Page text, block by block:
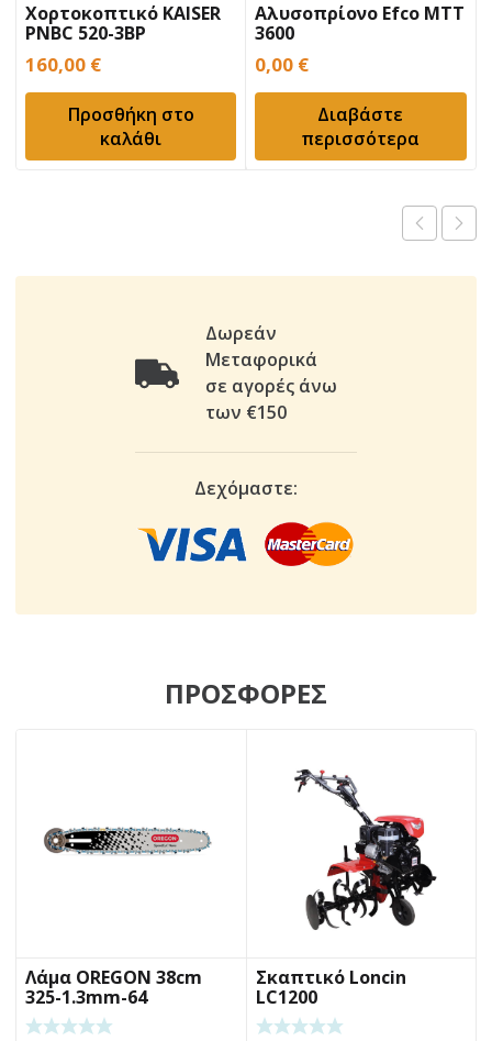
Χορτοκοπτικό KAISER
PNBC 520-3BP
160,00 €
Προσθήκη στο
καλάθι
Αλυσοπρίονο Efco MTT
3600
0,00 €
Διαβάστε
περισσότερα
Δωρεάν
Μεταφορικά
σε αγορές άνω
των €150
Δεχόμαστε:
ΠΡΟΣΦΟΡΕΣ
Λάμα OREGON 38cm
325-1.3mm-64
ΟΔΗΓΟΥΣ SPEEDCUT
Σκαπτικό Loncin
LC1200